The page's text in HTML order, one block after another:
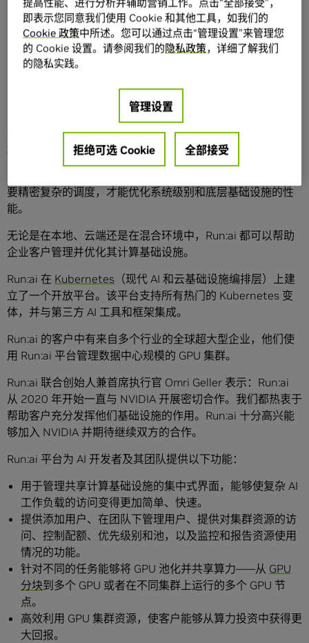
为了帮助客户更加高效地利用其 AI 计算资源，NVIDIA 宣布
与基于 Kubernetes 的工作负载管理和编排软件提供商
Run:ai 达成最终收购协议。
客户的 AI 部署正变得更加复杂，其工作负载分布在各个云、
边缘和本地数据中心基础设施上。
要精密复杂的调度，才能优化系统级别和底层基础设施的性
能。
无论是在本地、云端还是在混合环境中，Run:ai 都可以帮助
企业客户管理并优化其计算基础设施。
Run:ai 在 Kubernetes （现代 AI 和云基础设施编排层）上建
立了一个开放平台。该平台支持所有热门的 Kubernetes 变
体，并与第三方 AI 工具和框架集成。
Run:ai 的客户中有来自多个行业的全球超大型企业，他们使
用 Run:ai 平台管理数据中心规模的 GPU 集群。
Run:ai 联合创始人兼首席执行官 Omri Geller 表示：Run:ai
从 2020 年开始一直与 NVIDIA 开展密切合作。我们都热衷于
帮助客户充分发挥他们基础设施的作用。Run:ai 十分高兴能
够加入 NVIDIA 并期待继续双方的合作。
Run:ai 平台为 AI 开发者及其团队提供以下功能：
用于管理共享计算基础设施的集中式界面，能够使复杂 AI
工作负载的访问变得更加简单、快速。
提供添加用户、在团队下管理用户、提供对集群资源的访
问、控制配额、优先级别和池，以及监控和报告资源使用
情况的功能。
针对不同的任务能够将 GPU 池化并共享算力——从 GPU
分块到多个 GPU 或者在不同集群上运行的多个 GPU 节
点。
高效利用 GPU 集群资源，使客户能够从算力投资中获得更
大回报。
即表示您同意我们使用 Cookie 和其他工具，如我们的
Cookie 政策中所述。您可以通过点击“管理设置”来管理您
的 Cookie 设置。请参阅我们的隐私政策，详细了解我们
的隐私实践。
管理设置
拒绝可选 Cookie 全部接受